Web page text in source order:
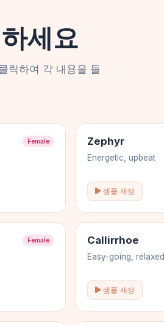
세요
릭하여 각 내용을 들
Female Zephyr
Energetic, upbeat
샘플 재생
Female Callirrhoe
Easy-going, relaxed
샘플 재생